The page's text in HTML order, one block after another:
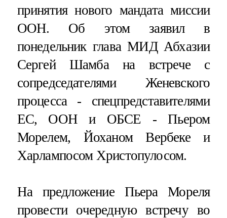
принятия нового мандата миссии
ООН. Об этом заявил в
понедельник глава МИД Абхазии
Сергей Шамба на встрече с
сопредседателями Женевского
процесса - спецпредставителями
ЕС, ООН и ОБСЕ - Пьером
Морелем, Йоханом Вербеке и
Харлампосом Христопулосом.
На предложение Пьера Мореля
провести очередную встречу во